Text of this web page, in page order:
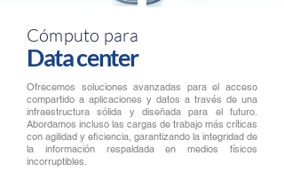
Cómputo para
Data center
Ofrecemos soluciones avanzadas para el acceso
compartido a aplicaciones y datos a través de una
infraestructura sólida y diseñada para el futuro.
Abordamos incluso las cargas de trabajo más críticas
con agilidad y eficiencia, garantizando la integridad de
la información respaldada en medios físicos
incorruptibles.